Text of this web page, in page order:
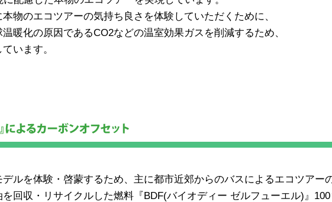
物のエコツアーの気持ち良さを体験していただくために、
暖化の原因であるCO2などの温室効果ガスを削減するため、
います。
ルを体験・啓蒙するため、主に都市近郊からのバスによるエコツアー
回収・リサイクルした燃料『BDF(バイオディー ゼルフューエル)』